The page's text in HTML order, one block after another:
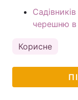
черешню в
Корисне